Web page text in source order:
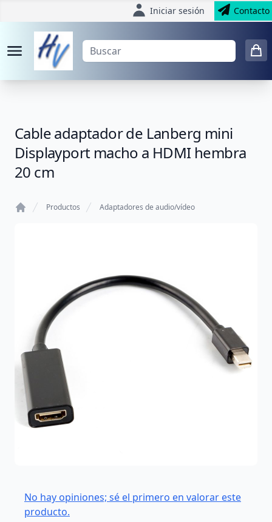
Iniciar sesión Contacto
Cable adaptador de Lanberg mini
Displayport macho a HDMI hembra
20 cm
Productos Adaptadores de audio/vídeo
No hay opiniones; sé el primero en valorar este
producto.